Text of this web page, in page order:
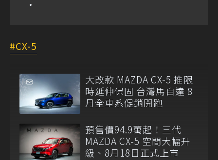
CX-5
大改款 MAZDA CX-5 推限
時延伸保固 台灣馬自達 8
月全車系促銷開跑
預售價94.9萬起！三代
MAZDA CX-5 空間大幅升
級、8月18日正式上市